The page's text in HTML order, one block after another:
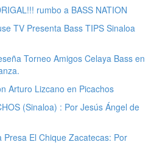
rumbo a BASS NATION
TV Presenta Bass TIPS Sinaloa
Torneo Amigos Celaya Bass en
Arturo Lizcano en Picachos
(Sinaloa) : Por Jesús Ángel de
Presa El Chique Zacatecas: Por